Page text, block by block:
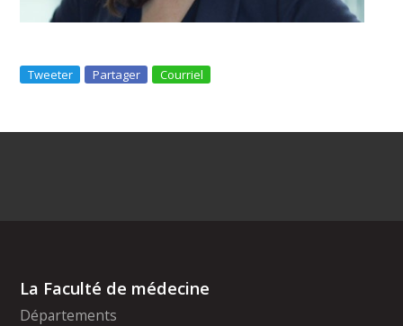
Tweeter Partager Courriel
La Faculté de médecine
Départements